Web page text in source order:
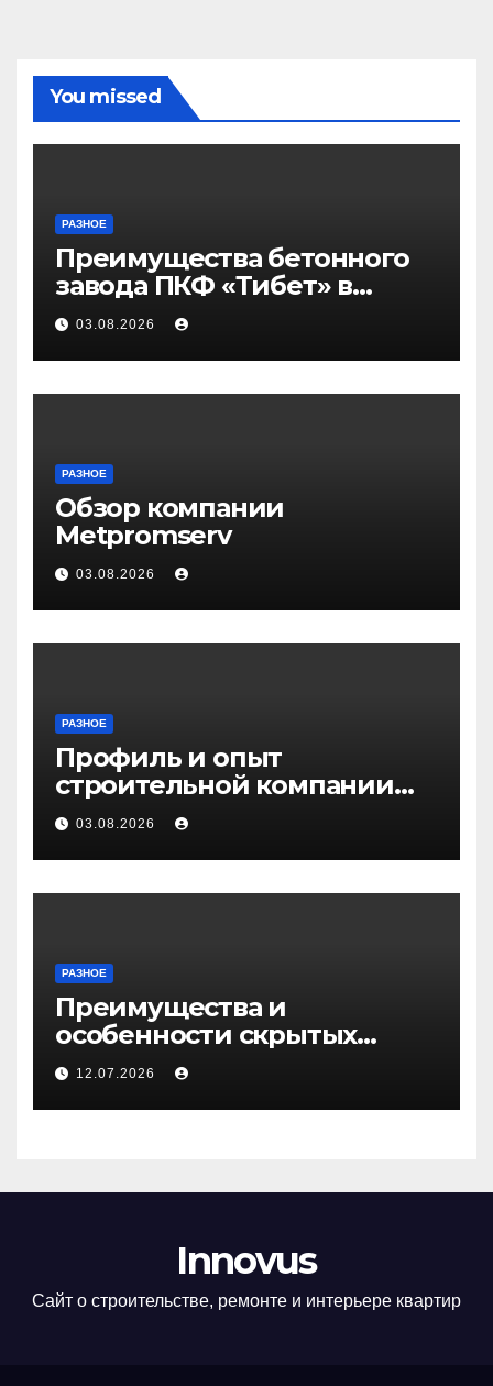
You missed
РАЗНОЕ
Преимущества бетонного
завода ПКФ «Тибет» в
Волгограде и Волжском
03.08.2026
РАЗНОЕ
Обзор компании
Metpromserv
03.08.2026
РАЗНОЕ
Профиль и опыт
строительной компании
Медичи
03.08.2026
РАЗНОЕ
Преимущества и
особенности скрытых
дверей
12.07.2026
Innovus
Сайт о строительстве, ремонте и интерьере квартир